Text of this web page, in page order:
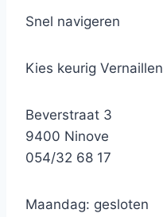
Snel navigeren
Kies keurig Vernaillen
Beverstraat 3
9400 Ninove
054/32 68 17
Maandag: gesloten